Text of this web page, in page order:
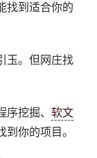
找到适合你的
玉。但网庄找
序挖掘、软文
你的项目。